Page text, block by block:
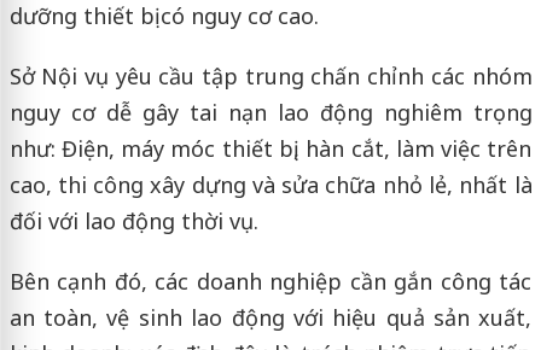
dưỡng thiết bị có nguy cơ cao.
Sở Nội vụ yêu cầu tập trung chấn chỉnh các nhóm
nguy cơ dễ gây tai nạn lao động nghiêm trọng
như: Điện, máy móc thiết bị, hàn cắt, làm việc trên
cao, thi công xây dựng và sửa chữa nhỏ lẻ, nhất là
đối với lao động thời vụ.
Bên cạnh đó, các doanh nghiệp cần gắn công tác
an toàn, vệ sinh lao động với hiệu quả sản xuất,